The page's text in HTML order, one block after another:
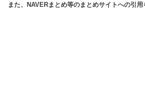
また、NAVERまとめ等のまとめサイトへの引用